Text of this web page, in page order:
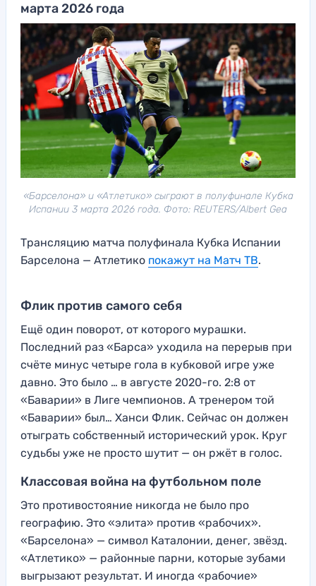
марта 2026 года
«Барселона» и «Атлетико» сыграют в полуфинале Кубка
Испании 3 марта 2026 года. Фото: REUTERS/Albert Gea
Трансляцию матча полуфинала Кубка Испании
Барселона — Атлетико покажут на Матч ТВ.
Флик против самого себя
Ещё один поворот, от которого мурашки.
Последний раз «Барса» уходила на перерыв при
счёте минус четыре гола в кубковой игре уже
давно. Это было … в августе 2020-го. 2:8 от
«Баварии» в Лиге чемпионов. А тренером той
«Баварии» был… Ханси Флик. Сейчас он должен
отыграть собственный исторический урок. Круг
судьбы уже не просто шутит — он ржёт в голос.
Классовая война на футбольном поле
Это противостояние никогда не было про
географию. Это «элита» против «рабочих».
«Барселона» — символ Каталонии, денег, звёзд.
«Атлетико» — районные парни, которые зубами
выгрызают результат. И иногда «рабочие»